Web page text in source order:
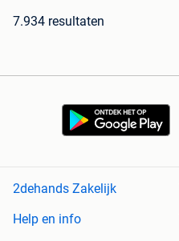
7.934 resultaten
2dehands Zakelijk
Help en info